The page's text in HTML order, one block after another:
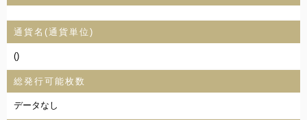
通貨名(通貨単位)
()
総発行可能枚数
データなし